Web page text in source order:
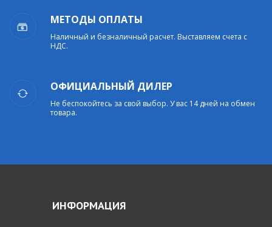
МЕТОДЫ ОПЛАТЫ
Наличный и безналичный расчет. Выставляем счета с
НДС.
ОФИЦИАЛЬНЫЙ ДИЛЕР
Не беспокойтесь за свой выбор. У вас 14 дней на обмен
товара.
ИНФОРМАЦИЯ